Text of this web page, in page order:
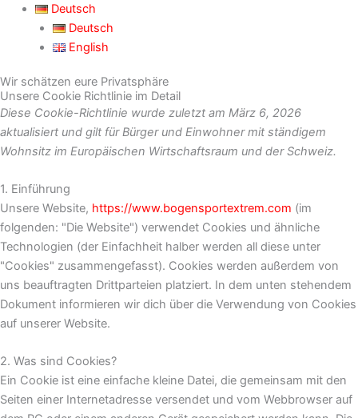
Deutsch
Deutsch
English
Wir schätzen eure Privatsphäre
Unsere Cookie Richtlinie im Detail
Diese Cookie-Richtlinie wurde zuletzt am März 6, 2026
aktualisiert und gilt für Bürger und Einwohner mit ständigem
Wohnsitz im Europäischen Wirtschaftsraum und der Schweiz.
1. Einführung
Unsere Website, https://www.bogensportextrem.com (im
folgenden: "Die Website") verwendet Cookies und ähnliche
Technologien (der Einfachheit halber werden all diese unter
"Cookies" zusammengefasst). Cookies werden außerdem von
uns beauftragten Drittparteien platziert. In dem unten stehendem
Dokument informieren wir dich über die Verwendung von Cookies
auf unserer Website.
2. Was sind Cookies?
Ein Cookie ist eine einfache kleine Datei, die gemeinsam mit den
Seiten einer Internetadresse versendet und vom Webbrowser auf